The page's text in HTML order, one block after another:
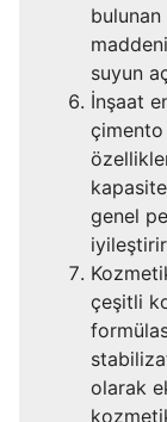
suyun
İnşaat
çimento
genel
çeşitli
olarak